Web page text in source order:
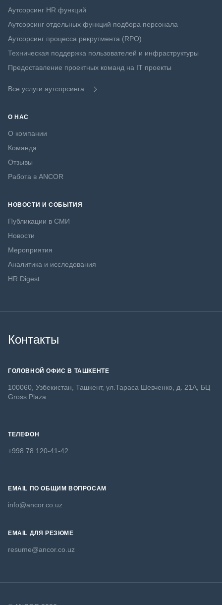
Аутсорсинг HR функций
Аутсорсинг отдельных функций подбора персонала
Аутсорсинг процесса рекрутмента (RPO)
Техническая поддержка пользователей и инфраструктуры
Предоставление проектных команд на IT проекты
Все услуги аутсорсинга
О НАС
О компании
Команда
Отзывы
Работа в ANCOR
НОВОСТИ И СОБЫТИЯ
Публикации в СМИ
Новости
Мероприятия
Аналитика и исследования
HR Digest
Контакты
ГОЛОВНОЙ ОФИС В ТАШКЕНТЕ
100060, Узбекистан, Ташкент, ул.Тараса Шевченко, д. 21А, БЦ
Gross Plaza
ТЕЛЕФОН
+998 78 120-41-42
EMAIL ПО ОБЩИМ ВОПРОСАМ
info@ancor.co.uz
EMAIL ДЛЯ РЕЗЮМЕ
resume@ancor.co.uz